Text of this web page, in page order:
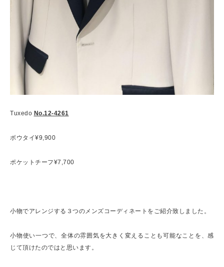
Tuxedo No.12-4261
ボウタイ¥9,900
ポケットチーフ¥7,700
小物でアレンジする３つのメンズコーディネートをご紹介致しました。
小物使い一つで、全体の雰囲気を大きく変えることも可能なことを、感
じて頂けたのではと思います。